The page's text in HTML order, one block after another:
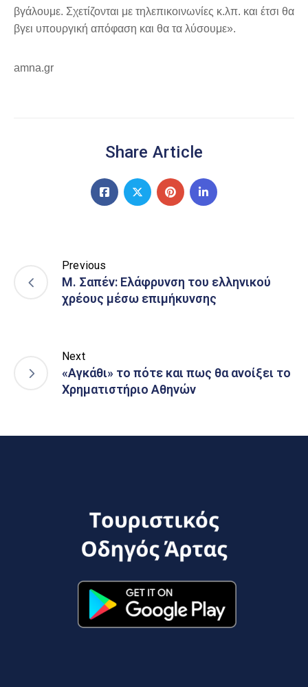
βγάλουμε. Σχετίζονται με τηλεπικοινωνίες κ.λπ. και έτσι θα
βγει υπουργική απόφαση και θα τα λύσουμε».
amna.gr
Share Article
Previous
Μ. Σαπέν: Ελάφρυνση του ελληνικού
χρέους μέσω επιμήκυνσης
Next
«Αγκάθι» το πότε και πως θα ανοίξει το
Χρηματιστήριο Αθηνών